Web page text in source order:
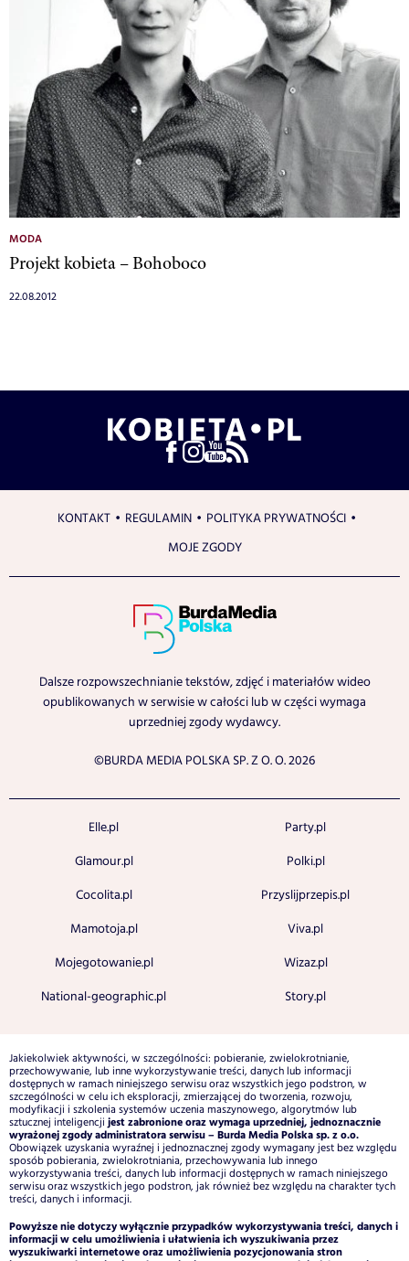
MODA
Projekt kobieta – Bohoboco
22.08.2012
KONTAKT REGULAMIN
POLITYKA PRYWATNOŚCI
MOJE ZGODY
Dalsze rozpowszechnianie tekstów, zdjęć i materiałów wideo
opublikowanych w serwisie w całości lub w części wymaga
uprzedniej zgody wydawcy.
©BURDA MEDIA POLSKA SP. Z O. O. 2026
Elle.pl
Glamour.pl
Cocolita.pl
Mamotoja.pl
Mojegotowanie.pl
National-geographic.pl
Party.pl
Polki.pl
Przyslijprzepis.pl
Viva.pl
Wizaz.pl
Story.pl
Jakiekolwiek aktywności, w szczególności: pobieranie, zwielokrotnianie,
przechowywanie, lub inne wykorzystywanie treści, danych lub informacji
dostępnych w ramach niniejszego serwisu oraz wszystkich jego podstron, w
szczególności w celu ich eksploracji, zmierzającej do tworzenia, rozwoju,
modyfikacji i szkolenia systemów uczenia maszynowego, algorytmów lub
sztucznej inteligencji jest zabronione oraz wymaga uprzedniej, jednoznacznie
wyrażonej zgody administratora serwisu – Burda Media Polska sp. z o.o.
Obowiązek uzyskania wyraźnej i jednoznacznej zgody wymagany jest bez względu
sposób pobierania, zwielokrotniania, przechowywania lub innego
wykorzystywania treści, danych lub informacji dostępnych w ramach niniejszego
serwisu oraz wszystkich jego podstron, jak również bez względu na charakter tych
treści, danych i informacji.
Powyższe nie dotyczy wyłącznie przypadków wykorzystywania treści, danych i
informacji w celu umożliwienia i ułatwienia ich wyszukiwania przez
wyszukiwarki internetowe oraz umożliwienia pozycjonowania stron